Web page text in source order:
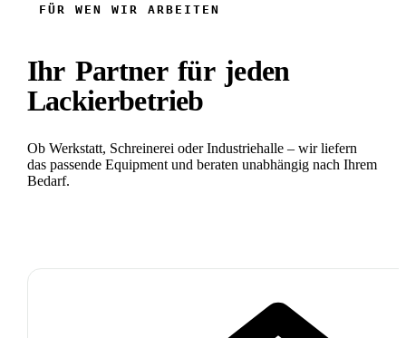
FÜR WEN WIR ARBEITEN
Ihr Partner für jeden
Lackierbetrieb
Ob Werkstatt, Schreinerei oder Industriehalle – wir liefern
das passende Equipment und beraten unabhängig nach Ihrem
Bedarf.